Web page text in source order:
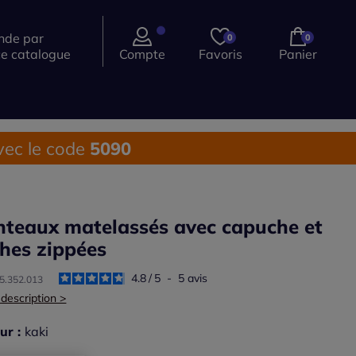
par
catalogue
Compte
0
Favoris
0
Panier
le code 5090
matelassés avec capuche et
zippées
4.8/ 5 - 5avis
>
: kaki